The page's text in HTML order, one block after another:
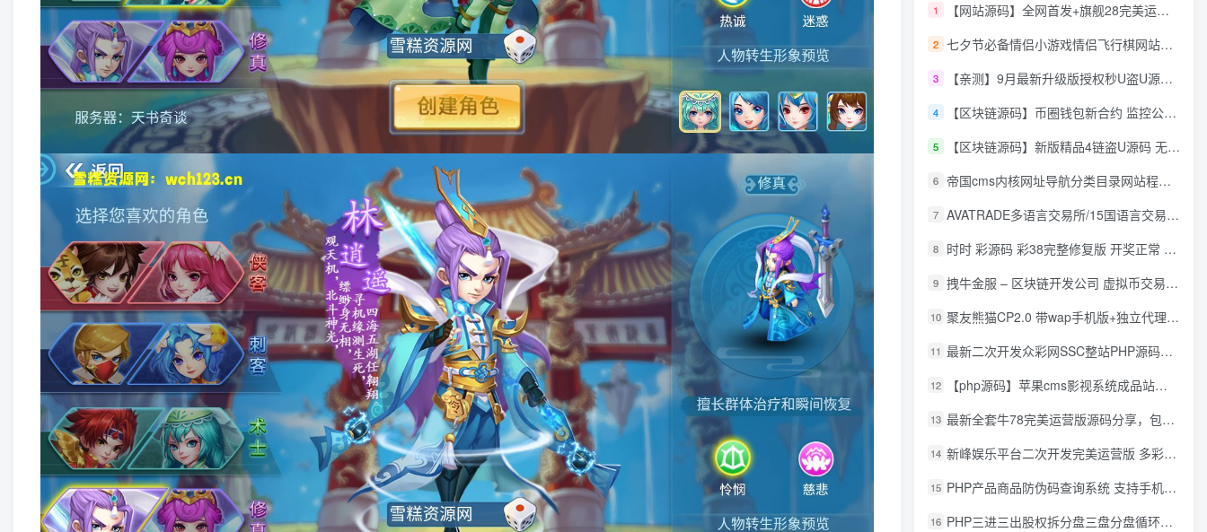
1 【网站源码】全网首发+旗舰28完美运营Java版高仿28圈+彩种丰富+机器人+眯牌
2 七夕节必备情侣小游戏情侣飞行棋网站源码
3 【亲测】9月最新升级版授权秒U盗U源码/四链盗U源码/自带提币接口
4 【区块链源码】币圈钱包新合约 监控公链转账地址 尾数模拟转账数据生成 0 U攻击带安装说明
5 【区块链源码】新版精品4链盗U源码 无限开代理模式 后台 代理数据可看 包含搭建教程
6 帝国cms内核网址导航分类目录网站程序源码
7 AVATRADE多语言交易所/15国语言交易所/合约交易/期权交易/币币交易/申购/矿机/风控/前端wap/pc纯源码/带搭建教程
8 时时 彩源码 彩38完整修复版 开奖正常 带手机wap
9 拽牛金服 – 区块链开发公司 虚拟币交易系统 虚拟币交易平台开发 虚拟币ico众
10 聚友熊猫CP2.0 带wap手机版+独立代理后台+整站打包全开源
11 最新二次开发众彩网SSC整站PHP源码+WAP手机版+KJ采集器+集成云端在线充值
12 【php源码】苹果cms影视系统成品站打包+电影先生6.1.1模板优化版+15W+数据
13 最新全套牛78完美运营版源码分享，包含了资源组件+脚本程序
14 新峰娱乐平台二次开发完美运营版 多彩种多玩法 代理分红+积分兑换
15 PHP产品商品防伪码查询系统 支持手机防假验证网站建设 防伪码自动生成 批量导入
16 PHP三进三出股权拆分盘三盘分盘循环拆分系统源码